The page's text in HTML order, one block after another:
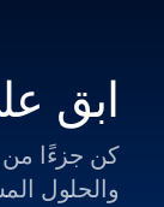
ابق
كن جزءًا من
والحلول